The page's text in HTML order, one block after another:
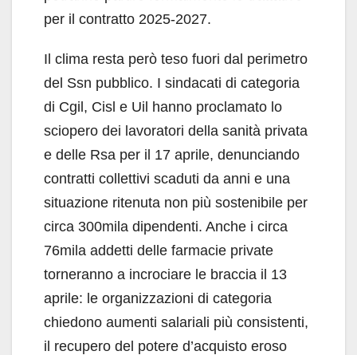
per il contratto 2025-2027.
Il clima resta però teso fuori dal perimetro
del Ssn pubblico. I sindacati di categoria
di Cgil, Cisl e Uil hanno proclamato lo
sciopero dei lavoratori della sanità privata
e delle Rsa per il 17 aprile, denunciando
contratti collettivi scaduti da anni e una
situazione ritenuta non più sostenibile per
circa 300mila dipendenti. Anche i circa
76mila addetti delle farmacie private
torneranno a incrociare le braccia il 13
aprile: le organizzazioni di categoria
chiedono aumenti salariali più consistenti,
il recupero del potere d’acquisto eroso